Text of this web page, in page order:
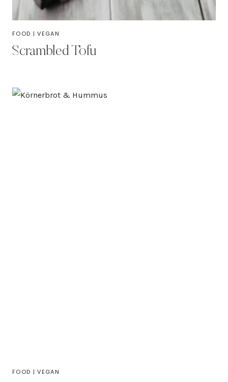
FOOD |VEGAN
Scrambled Tofu
FOOD |VEGAN